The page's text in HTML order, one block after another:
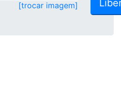
[trocar imagem]